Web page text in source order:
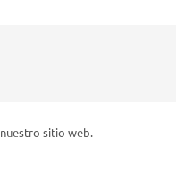
sitio web.